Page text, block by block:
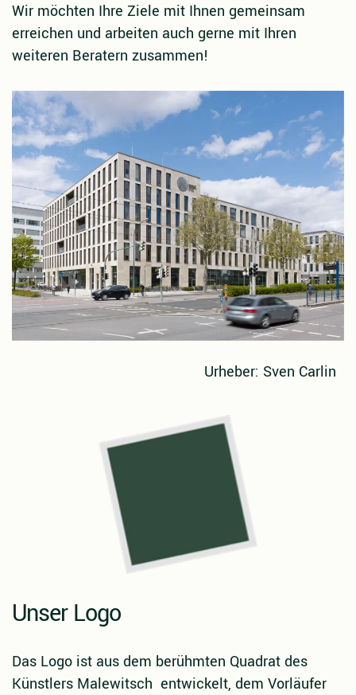
Wir möchten Ihre Ziele mit Ihnen gemeinsam
erreichen und arbeiten auch gerne mit Ihren
weiteren Beratern zusammen!
Urheber: Sven Carlin
Unser Logo
Das Logo ist aus dem berühmten Quadrat des
Künstlers Malewitsch entwickelt, dem Vorläufer